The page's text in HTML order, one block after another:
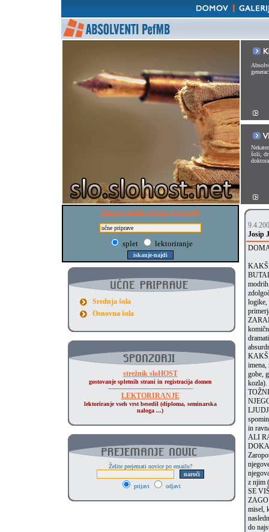
šoli;
Iskanje učnih priprav po google
splet lektoriranje
Srednja šola
Osnovna šola
strežnik sloHOST
gostovanje spletnih strani in registracija domen
-----------------------------------------------
LEKTORIRANJE
lektoriranje vseh vrst besedil (diploma, seminarska
naloga ...)
Želite prejemati novice po emailu?
prijavi odjavi
Josip
logike,
imena,
gobe,
kozla).
in
ALI
z njim
SE
misel,
do